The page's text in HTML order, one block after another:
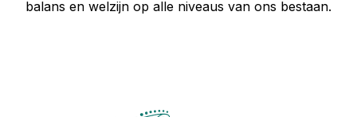
balans en welzijn op alle niveaus van ons bestaan.